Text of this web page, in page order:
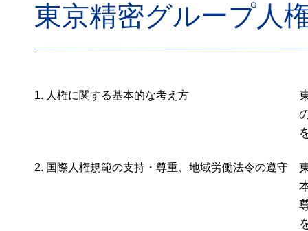
東京精密グループ人
1. 人権に関する基本的な考え方
2. 国際人権規範の支持・尊重、地域労働法令の遵守